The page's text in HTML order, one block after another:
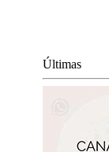
Últimas